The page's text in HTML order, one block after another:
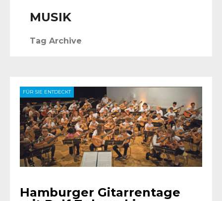
MUSIK
Tag Archive
FÜR SIE ENTDECKT
Hamburger Gitarrentage